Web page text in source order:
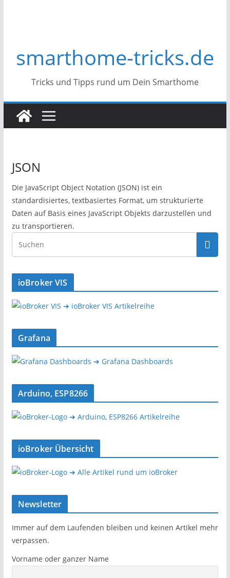
smarthome-tricks.de
Tricks und Tipps rund um Dein Smarthome
JSON
Die JavaScript Object Notation (JSON) ist ein
standardisiertes, textbasiertes Format, um strukturierte
Daten auf Basis eines JavaScript Objekts darzustellen und
zu transportieren.
ioBroker VIS
➔ ioBroker VIS Artikelreihe
Grafana
➔ Grafana Dashboards
Arduino, ESP8266
➔ Arduino, ESP8266 Artikelreihe
ioBroker Übersicht
➔ Alle Artikel rund um ioBroker
Newsletter
Immer auf dem Laufenden bleiben und keinen Artikel mehr
verpassen.
Vorname oder ganzer Name